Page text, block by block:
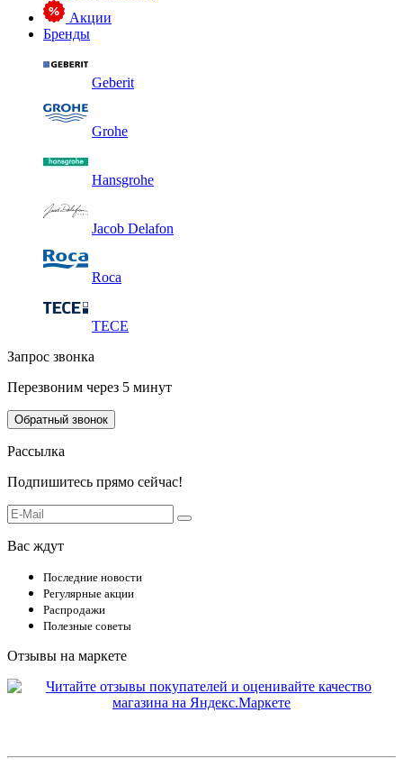
Акции
Бренды
Geberit
Grohe
Hansgrohe
Jacob Delafon
Roca
TECE
Запрос звонка
Перезвоним через 5 минут
Обратный звонок
Рассылка
Подпишитесь прямо сейчас!
Вас ждут
Последние новости
Регулярные акции
Распродажи
Полезные советы
Отзывы на маркете